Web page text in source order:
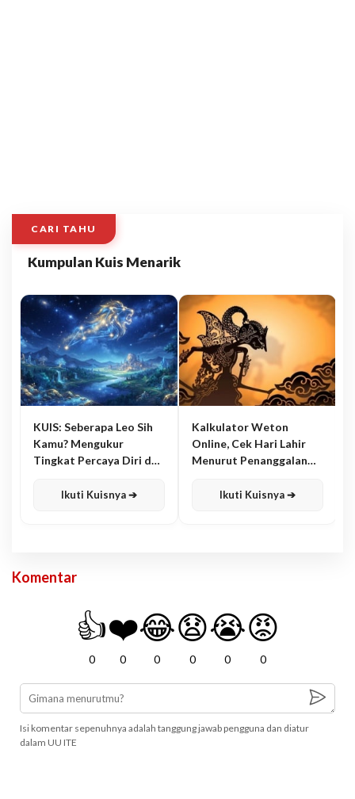
CARI TAHU
Kumpulan Kuis Menarik
KUIS: Seberapa Leo Sih
Kamu? Mengukur
Tingkat Percaya Diri dan
Ikuti Kuisnya ➔
Kalkulator Weton
Online, Cek Hari Lahir
Menurut Penanggalan
Ikuti Kuisnya ➔
Komentar
👍
0
❤️
0
😂
0
😧
0
😭
0
😡
0
Isi komentar sepenuhnya adalah tanggung jawab pengguna dan diatur
dalam UU ITE